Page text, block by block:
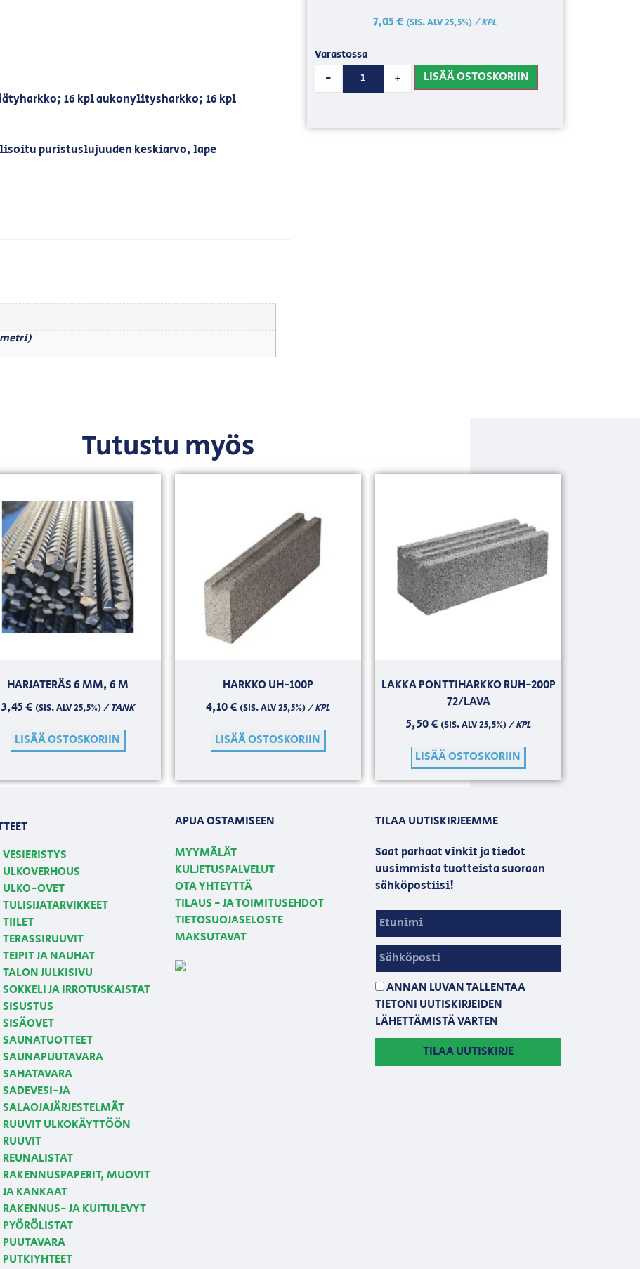
16 kpl aukonylitysharkko; 16 kpl
puristuslujuuden keskiarvo, lape
7,05€ (SIS. ALV 25,5%)/ KPL
Varastossa
- + LISÄÄ OSTOSKORIIN
Tutustu myös
HARJATERÄS 6 MM, 6 M
3,45€ (SIS. ALV 25,5%)/ TANK
LISÄÄ OSTOSKORIIN
HARKKO UH-100P
4,10€ (SIS. ALV 25,5%)/ KPL
LISÄÄ OSTOSKORIIN
LAKKA PONTTIHARKKO RUH-200P
72/LAVA
5,50€ (SIS. ALV 25,5%)/ KPL
LISÄÄ OSTOSKORIIN
VESIERISTYS
ULKOVERHOUS
ULKO-OVET
TULISIJATARVIKKEET
TIILET
TERASSIRUUVIT
TEIPIT JA NAUHAT
TALON JULKISIVU
SOKKELI JA IRROTUSKAISTAT
SISUSTUS
SISÄOVET
SAUNATUOTTEET
SAUNAPUUTAVARA
SAHATAVARA
SADEVESI-JA
SALAOJAJÄRJESTELMÄT
RUUVIT ULKOKÄYTTÖÖN
RUUVIT
REUNALISTAT
RAKENNUSPAPERIT, MUOVIT
JA KANKAAT
RAKENNUS- JA KUITULEVYT
PYÖRÖLISTAT
PUUTAVARA
PUTKIYHTEET
APUA OSTAMISEEN
MYYMÄLÄT
KULJETUSPALVELUT
OTA YHTEYTTÄ
TILAUS - JA TOIMITUSEHDOT
TIETOSUOJASELOSTE
MAKSUTAVAT
TILAA UUTISKIRJEEMME
Saat parhaat vinkit ja tiedot
uusimmista tuotteista suoraan
sähköpostiisi!
ANNAN LUVAN TALLENTAA
TIETONI UUTISKIRJEIDEN
LÄHETTÄMISTÄ VARTEN
TILAA UUTISKIRJE